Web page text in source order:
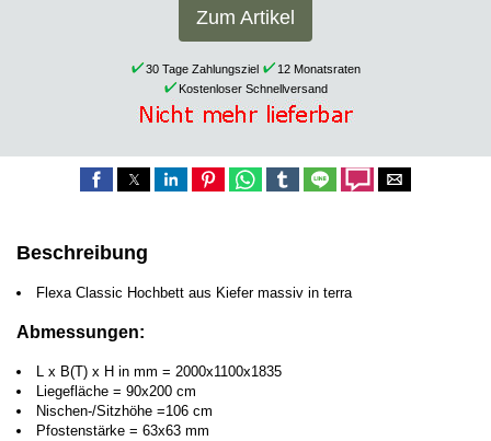
Zum Artikel
30 Tage Zahlungsziel
12 Monatsraten
Kostenloser Schnellversand
Beschreibung
Flexa Classic Hochbett aus Kiefer massiv in terra
Abmessungen:
L x B(T) x H in mm = 2000x1100x1835
Liegefläche = 90x200 cm
Nischen-/Sitzhöhe =106 cm
Pfostenstärke = 63x63 mm